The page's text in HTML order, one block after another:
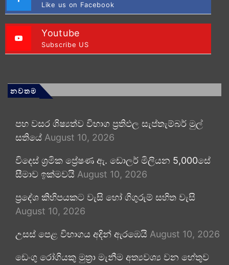
Like us on Facebook
Youtube
Subscribe US
නවතම
පහ වසර ශිෂ්‍යත්ව විභාග ප්‍රතිඵල සැප්තැම්බර් මුල්
සතියේ August 10, 2026
විදෙස් ශ්‍රමික ප්‍රේෂණ ඇ. ඩොලර් මිලියන 5,000සේ
සීමාව ඉක්මවයි August 10, 2026
ප්‍රදේශ කිහිපයකට වැසි හෝ ගිගුරුම් සහිත වැසි
August 10, 2026
උසස් පෙළ විභාගය අදින් ඇරඹෙයි August 10, 2026
ඩෙංගු රෝගියකු ⁣මුත්‍රා මැනීම අත්‍යවශ්‍ය වන හේතුව